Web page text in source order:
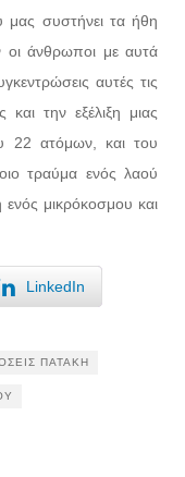
μας συστήνει τα ήθη
οι άνθρωποι με αυτά
αυτές τις
και την εξέλιξη μιας
22 ατόμων, και του
τραύμα ενός λαού
ενός μικρόκοσμου και
LinkedIn
ΠΑΤΆΚΗ